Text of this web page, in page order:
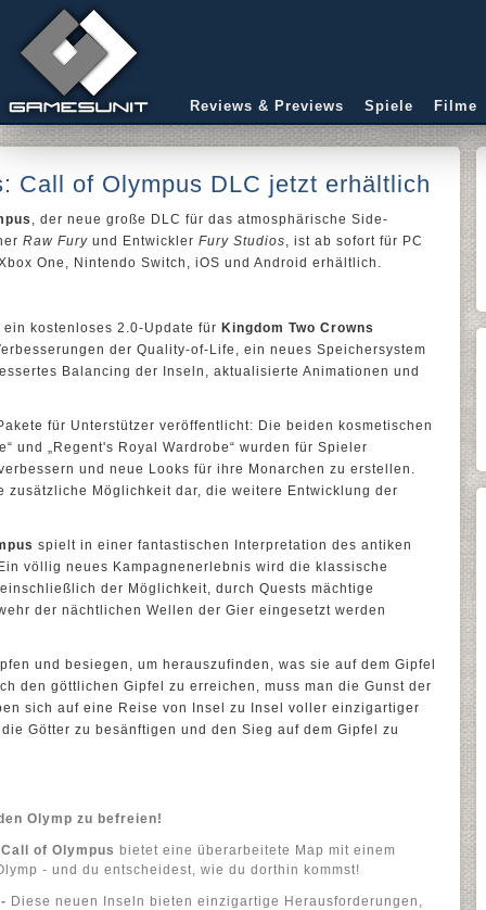
Reviews & Previews Spiele Filme
Call of Olympus DLC jetzt erhältlich
, der neue große DLC für das atmosphärische Side-
Raw Fury und Entwickler Fury Studios, ist ab sofort für PC
One, Nintendo Switch, iOS und Android erhältlich.
kostenloses 2.0-Update für Kingdom Two Crowns
der Quality-of-Life, ein neues Speichersystem
Balancing der Inseln, aktualisierte Animationen und
für Unterstützer veröffentlicht: Die beiden kosmetischen
und „Regent's Royal Wardrobe“ wurden für Spieler
und neue Looks für ihre Monarchen zu erstellen.
zusätzliche Möglichkeit dar, die weitere Entwicklung der
spielt in einer fantastischen Interpretation des antiken
völlig neues Kampagnenerlebnis wird die klassische
der Möglichkeit, durch Quests mächtige
der nächtlichen Wellen der Gier eingesetzt werden
und besiegen, um herauszufinden, was sie auf dem Gipfel
den göttlichen Gipfel zu erreichen, muss man die Gunst der
sich auf eine Reise von Insel zu Insel voller einzigartiger
Götter zu besänftigen und den Sieg auf dem Gipfel zu
Olymp zu befreien!
of Olympus bietet eine überarbeitete Map mit einem
- und du entscheidest, wie du dorthin kommst!
Diese neuen Inseln bieten einzigartige Herausforderungen,